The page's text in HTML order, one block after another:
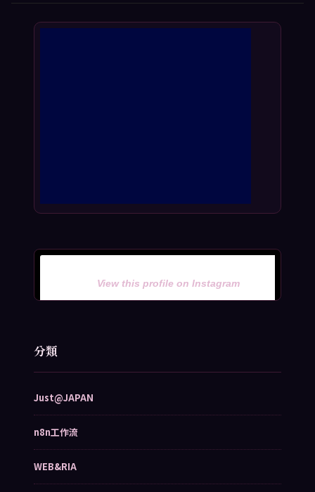
View this profile on Instagram
分類
Just@JAPAN
n8n工作流
WEB&RIA